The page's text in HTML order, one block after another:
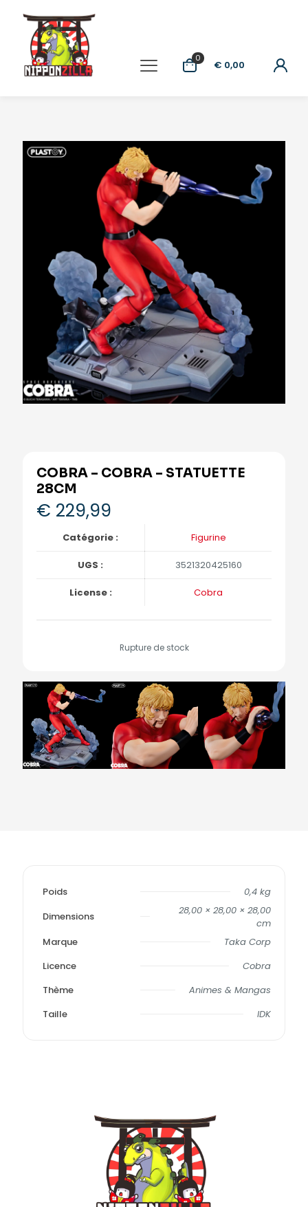
0
€ 0,00
COBRA – COBRA – STATUETTE
28CM
€ 229,99
Catégorie : Figurine
UGS : 3521320425160
License : Cobra
Rupture de stock
Poids
0,4 kg
Dimensions
28,00 × 28,00 × 28,00
cm
Marque
Taka Corp
Licence
Cobra
Thème
Animes & Mangas
Taille
IDK